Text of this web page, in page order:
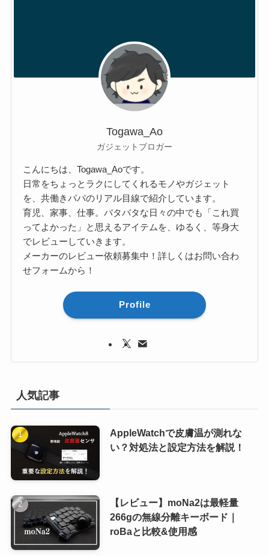
Togawa_Ao
ガジェットブロガー
こんにちは、Togawa_Aoです。
日常をちょっとラクにしてくれるモノやガジェット
を、共働きパパのリアル目線で紹介しています。
育児、家事、仕事。バタバタな日々の中でも「これ買
ってよかった」と思えるアイテムを、ゆるく、等身大
でレビューしていきます。
メーカーのレビュー依頼募集中！詳しくはお問い合わ
せフォームから！
Profile
人気記事
AppleWatchで皮膚温が測れな
い？対処法と設定方法を解説！
【レビュー】moNa2は最軽量
266gの無線分離キーボード｜
roBaと比較&使用感